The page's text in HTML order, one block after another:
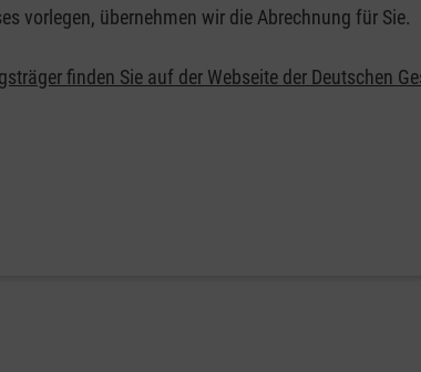
vorlegen, übernehmen wir die Abrechnung für Sie.
finden Sie auf der Webseite der Deutschen